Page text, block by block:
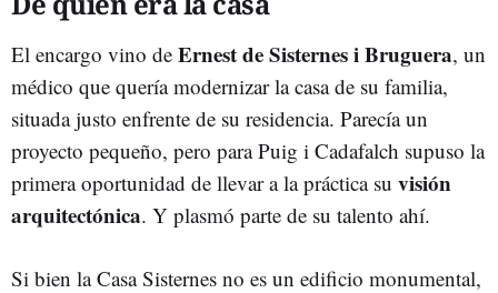
El encargo vino de Ernest de Sisternes i Bruguera, un
médico que quería modernizar la casa de su familia,
situada justo enfrente de su residencia. Parecía un
proyecto pequeño, pero para Puig i Cadafalch supuso la
primera oportunidad de llevar a la práctica su visión
arquitectónica. Y plasmó parte de su talento ahí.
Si bien la Casa Sisternes no es un edificio monumental,